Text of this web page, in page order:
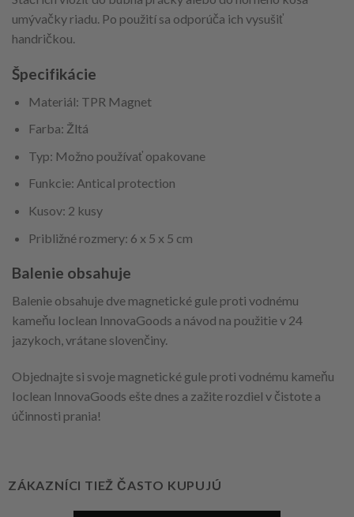
umývačky riadu. Po použití sa odporúča ich vysušiť
handričkou.
Špecifikácie
Materiál: TPR Magnet
Farba: Žltá
Typ: Možno používať opakovane
Funkcie: Antical protection
Kusov: 2 kusy
Približné rozmery: 6 x 5 x 5 cm
Balenie obsahuje
Balenie obsahuje dve magnetické gule proti vodnému
kameňu Ioclean InnovaGoods a návod na použitie v 24
jazykoch, vrátane slovenčiny.
Objednajte si svoje magnetické gule proti vodnému kameňu
Ioclean InnovaGoods ešte dnes a zažite rozdiel v čistote a
účinnosti prania!
ZÁKAZNÍCI TIEŽ ČASTO KUPUJÚ